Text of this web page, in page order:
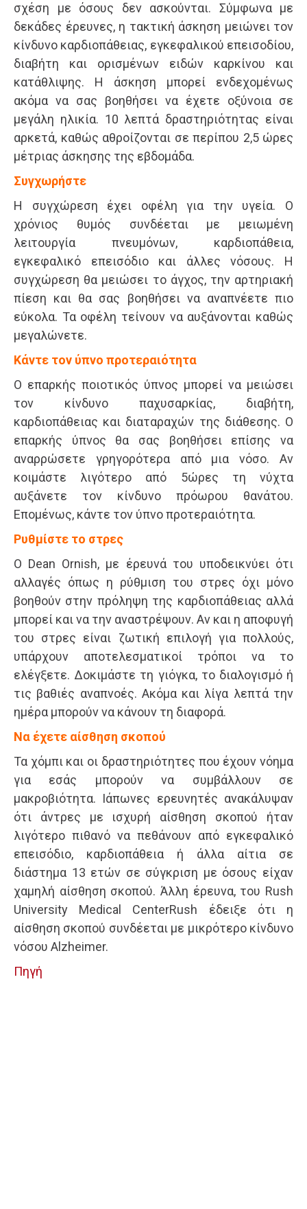
σχέση με όσους δεν ασκούνται. Σύμφωνα με
δεκάδες έρευνες, η τακτική άσκηση μειώνει τον
κίνδυνο καρδιοπάθειας, εγκεφαλικού επεισοδίου,
διαβήτη και ορισμένων ειδών καρκίνου και
κατάθλιψης. Η άσκηση μπορεί ενδεχομένως
ακόμα να σας βοηθήσει να έχετε οξύνοια σε
μεγάλη ηλικία. 10 λεπτά δραστηριότητας είναι
αρκετά, καθώς αθροίζονται σε περίπου 2,5 ώρες
μέτριας άσκησης της εβδομάδα.
Συγχωρήστε
Η συγχώρεση έχει οφέλη για την υγεία. Ο
χρόνιος θυμός συνδέεται με μειωμένη
λειτουργία πνευμόνων, καρδιοπάθεια,
εγκεφαλικό επεισόδιο και άλλες νόσους. Η
συγχώρεση θα μειώσει το άγχος, την αρτηριακή
πίεση και θα σας βοηθήσει να αναπνέετε πιο
εύκολα. Τα οφέλη τείνουν να αυξάνονται καθώς
μεγαλώνετε.
Κάντε τον ύπνο προτεραιότητα
Ο επαρκής ποιοτικός ύπνος μπορεί να μειώσει
τον κίνδυνο παχυσαρκίας, διαβήτη,
καρδιοπάθειας και διαταραχών της διάθεσης. Ο
επαρκής ύπνος θα σας βοηθήσει επίσης να
αναρρώσετε γρηγορότερα από μια νόσο. Αν
κοιμάστε λιγότερο από 5ώρες τη νύχτα
αυξάνετε τον κίνδυνο πρόωρου θανάτου.
Επομένως, κάντε τον ύπνο προτεραιότητα.
Ρυθμίστε το στρες
O Dean Ornish, με έρευνά του υποδεικνύει ότι
αλλαγές όπως η ρύθμιση του στρες όχι μόνο
βοηθούν στην πρόληψη της καρδιοπάθειας αλλά
μπορεί και να την αναστρέψουν. Αν και η αποφυγή
του στρες είναι ζωτική επιλογή για πολλούς,
υπάρχουν αποτελεσματικοί τρόποι να το
ελέγξετε. Δοκιμάστε τη γιόγκα, το διαλογισμό ή
τις βαθιές αναπνοές. Ακόμα και λίγα λεπτά την
ημέρα μπορούν να κάνουν τη διαφορά.
Να έχετε αίσθηση σκοπού
Τα χόμπι και οι δραστηριότητες που έχουν νόημα
για εσάς μπορούν να συμβάλλουν σε
μακροβιότητα. Ιάπωνες ερευνητές ανακάλυψαν
ότι άντρες με ισχυρή αίσθηση σκοπού ήταν
λιγότερο πιθανό να πεθάνουν από εγκεφαλικό
επεισόδιο, καρδιοπάθεια ή άλλα αίτια σε
διάστημα 13 ετών σε σύγκριση με όσους είχαν
χαμηλή αίσθηση σκοπού. Άλλη έρευνα, του Rush
University Medical CenterRush έδειξε ότι η
αίσθηση σκοπού συνδέεται με μικρότερο κίνδυνο
νόσου Alzheimer.
Πηγή